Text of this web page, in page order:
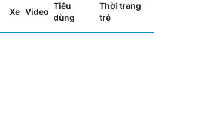
Xe Video
Tiêu
dùng
Thời trang
trẻ